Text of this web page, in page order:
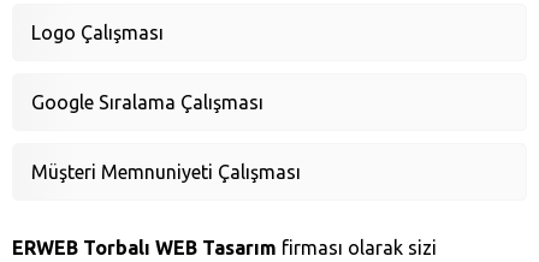
Logo Çalışması
Google Sıralama Çalışması
Müşteri Memnuniyeti Çalışması
ERWEB Torbalı WEB Tasarım firması olarak sizi